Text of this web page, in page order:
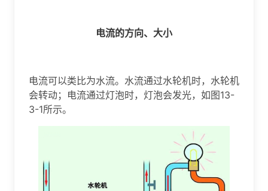
电流的方向、 大小
电流可以类比为水流。水流通过水轮机时，水轮机
会转动；电流通过灯泡时，灯泡会发光，如图13-
3-1所示。